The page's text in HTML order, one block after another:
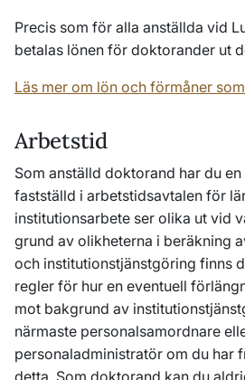
Precis som för alla anställda vid
betalas lönen för doktorander ut
Läs mer om lön och förmåner
Arbetstid
Som anställd doktorand har du
fastställd i arbetstidsavtalen för
institutionsarbete ser olika ut vid
grund av olikheterna i beräkning
och institutionstjänstgöring finns
regler för hur en eventuell
mot bakgrund av
närmaste personalsamordnare
personaladministratör om du har
detta. Som doktorand kan du